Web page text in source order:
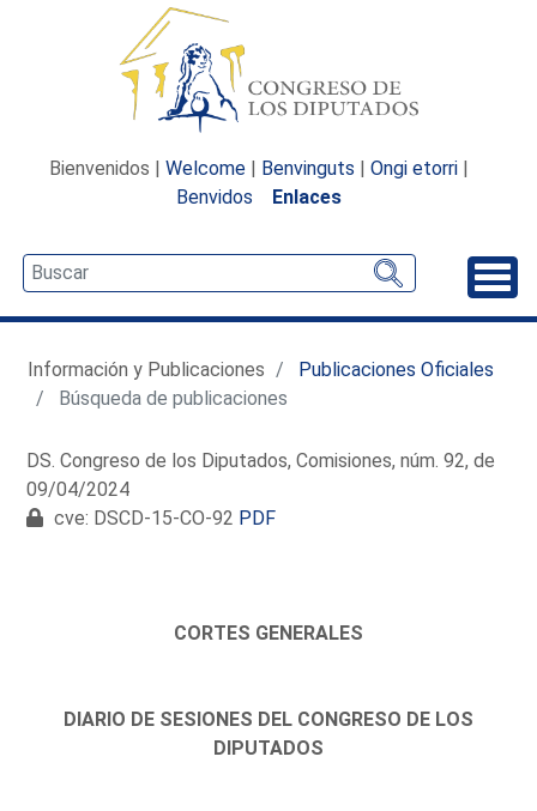
Bienvenidos | Welcome | Benvinguts | Ongi etorri |
Benvidos
Enlaces
Información y Publicaciones
Publicaciones Oficiales
Búsqueda de publicaciones
DS. Congreso de los Diputados, Comisiones, núm. 92, de
09/04/2024
cve: DSCD-15-CO-92 PDF
CORTES GENERALES
DIARIO DE SESIONES DEL CONGRESO DE LOS
DIPUTADOS